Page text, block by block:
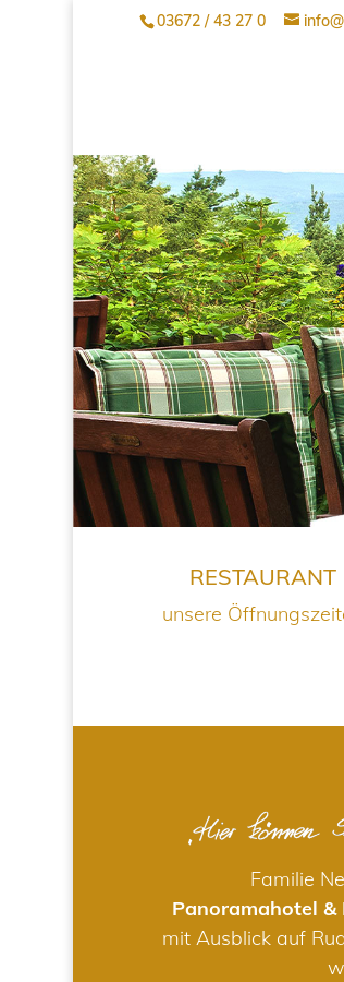
03672 / 43 27 0
RESTAURANT
unsere
Familie
Panoramahotel
mit Ausblick auf